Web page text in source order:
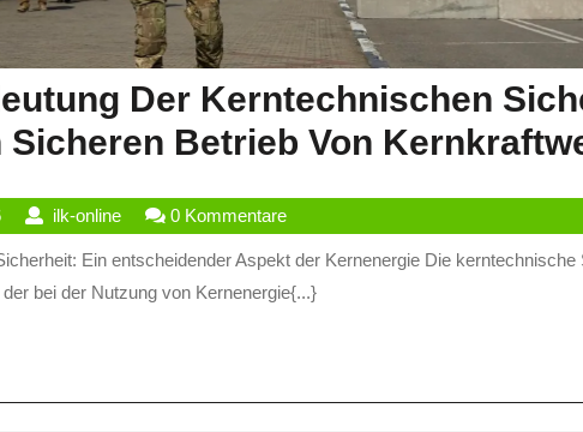
Der Kerntechnischen
Sicheren Betrieb Von
05
Juni
2026
ilk-onlineilk-
online
0 Kommentare
bei der Nutzung von Kernenergie{...}